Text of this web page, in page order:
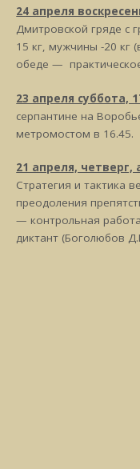
24 апреля
Дмитровской гряде
15 кг, мужчины -20 кг
обеде —
23 апреля суббота,
серпантине на
метромостом в 16.45.
21 апреля,
Стратегия и тактика
преодоления
— контрольная
диктант (Боголюбов